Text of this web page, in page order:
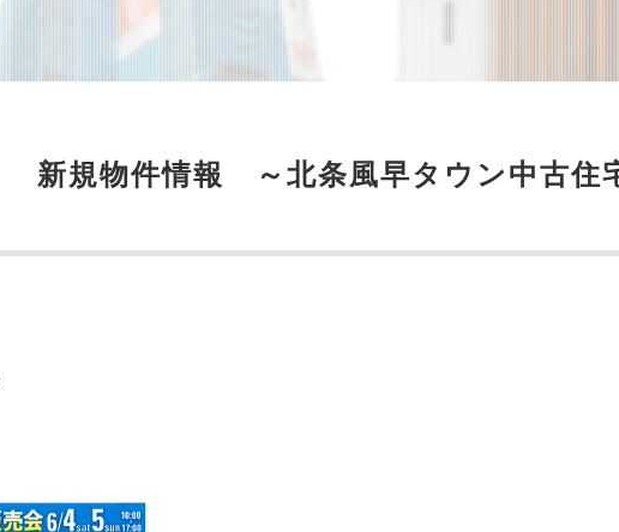
新規物件情報 ～北条風早タウン中古住